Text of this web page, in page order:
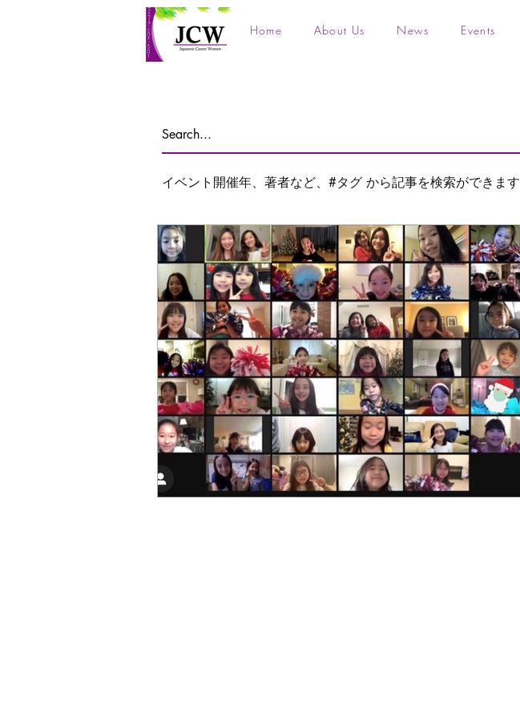
Home About Us News Events
イベント開催年、著者など、#タグ から記事を検索ができます